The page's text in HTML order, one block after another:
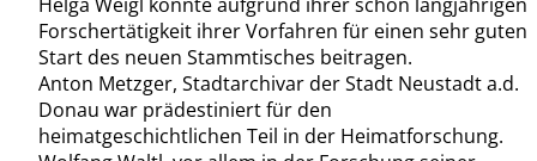
Forschertätigkeit ihrer Vorfahren für einen sehr guten
Start des neuen Stammtisches beitragen.
Anton Metzger, Stadtarchivar der Stadt Neustadt a.d.
Donau war prädestiniert für den
heimatgeschichtlichen Teil in der Heimatforschung.